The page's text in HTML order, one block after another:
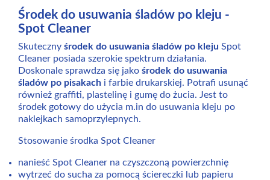
Środek do usuwania śladów po kleju -
Spot Cleaner
Skuteczny środek do usuwania śladów po kleju Spot
Cleaner posiada szerokie spektrum działania.
Doskonale sprawdza się jako środek do usuwania
śladów po pisakach i farbie drukarskiej. Potrafi usunąć
również graffiti, plastelinę i gumę do żucia. Jest to
środek gotowy do użycia m.in do usuwania kleju po
naklejkach samoprzylepnych.
Stosowanie środka Spot Cleaner
nanieść Spot Cleaner na czyszczoną powierzchnię
wytrzeć do sucha za pomocą ściereczki lub papieru